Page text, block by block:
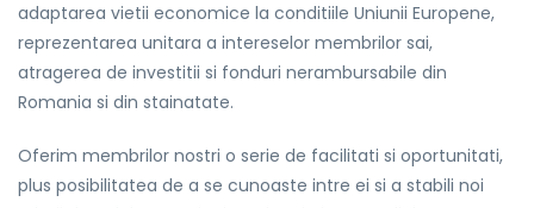
adaptarea vietii economice la conditiile Uniunii Europene,
reprezentarea unitara a intereselor membrilor sai,
atragerea de investitii si fonduri nerambursabile din
Romania si din stainatate.
Oferim membrilor nostri o serie de facilitati si oportunitati,
plus posibilitatea de a se cunoaste intre ei si a stabili noi